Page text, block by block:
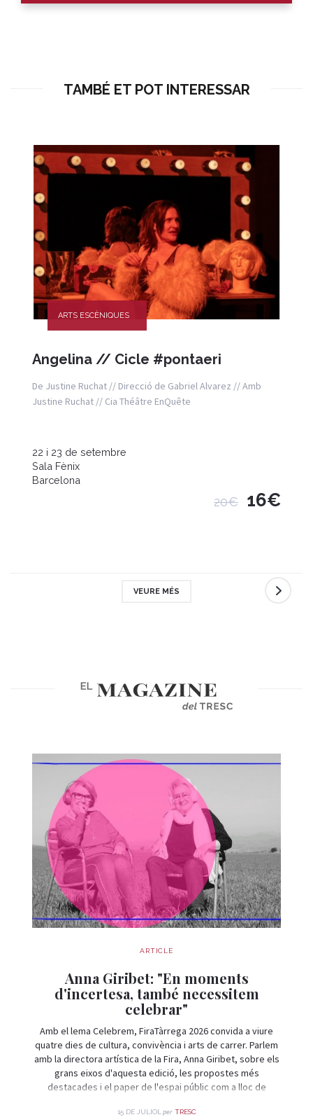
TAMBÉ ET POT INTERESSAR
ARTS ESCÈNIQUES
Angelina // Cicle #pontaeri
De Justine Ruchat // Direcció de Gabriel Alvarez // Amb
Justine Ruchat // Cia Théâtre EnQuête
22 i 23 de setembre
Sala Fènix
Barcelona
20€ 16€
VEURE MÉS
ARTICLE
Anna Giribet: "En moments
d'incertesa, també necessitem
celebrar"
Amb el lema Celebrem, FiraTàrrega 2026 convida a viure
quatre dies de cultura, convivència i arts de carrer. Parlem
amb la directora artística de la Fira, Anna Giribet, sobre els
grans eixos d'aquesta edició, les propostes més
destacades i el paper de l'espai públic com a lloc de
15 DE JULIOL per TRESC